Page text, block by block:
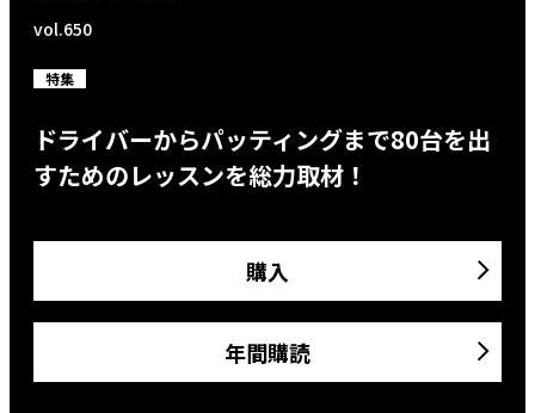
vol.650
特集
ドライバーからパッティングまで80台を出
すためのレッスンを総力取材！
購入
年間購読